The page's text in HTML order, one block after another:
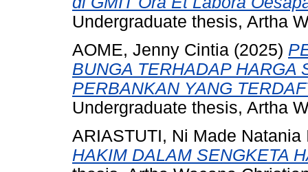
Undergraduate thesis, Artha
AOME, Jenny Cintia (2025)
BUNGA TERHADAP HARGA
PERBANKAN YANG
Undergraduate thesis, Artha
ARIASTUTI, Ni Made Natania
HAKIM DALAM SENGKETA